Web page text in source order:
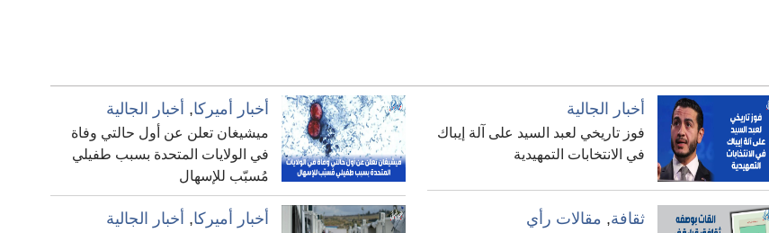
أخبار الجالية
فوز تاريخي لعبد السيد على آلة إيباك
في الانتخابات التمهيدية
أخبار أميركا, أخبار الجالية
ميشيغان تعلن عن أول حالتي وفاة
في الولايات المتحدة بسبب طفيلي
مُسبّب للإسهال
ثقافة, مقالات رأي أخبار أميركا, أخبار الجالية